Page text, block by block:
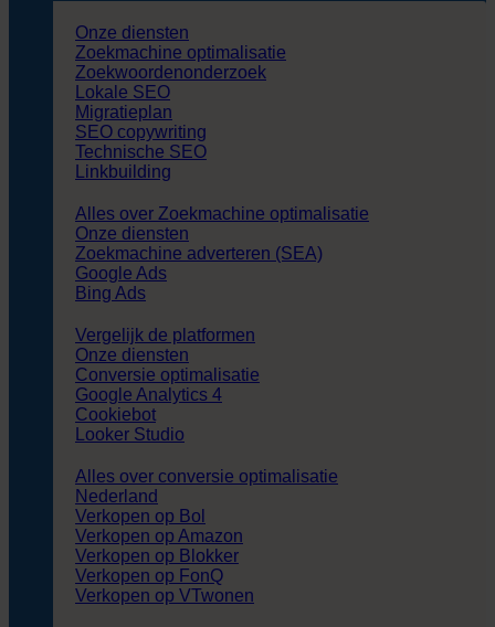
Onze diensten
Zoekmachine optimalisatie
Zoekwoordenonderzoek
Lokale SEO
Migratieplan
SEO copywriting
Technische SEO
Linkbuilding
Alles over Zoekmachine optimalisatie
Onze diensten
Zoekmachine adverteren (SEA)
Google Ads
Bing Ads
Vergelijk de platformen
Onze diensten
Conversie optimalisatie
Google Analytics 4
Cookiebot
Looker Studio
Alles over conversie optimalisatie
Nederland
Verkopen op Bol
Verkopen op Amazon
Verkopen op Blokker
Verkopen op FonQ
Verkopen op VTwonen